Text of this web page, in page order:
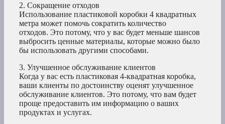
2. Сокращение отходов
Использование пластиковой коробки 4 квадратных
метра может помочь сократить количество
отходов. Это потому, что у вас будет меньше шансов
выбросить ценные материалы, которые можно было
бы использовать другими способами.
3. Улучшенное обслуживание клиентов
Когда у вас есть пластиковая 4-квадратная коробка,
ваши клиенты по достоинству оценят улучшенное
обслуживание клиентов. Это потому, что вам будет
проще предоставить им информацию о ваших
продуктах и услугах.